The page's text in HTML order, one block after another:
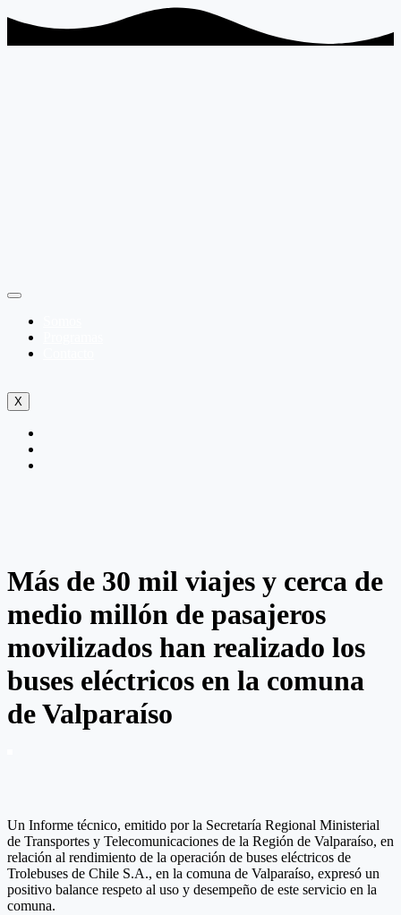
X
Más de 30 mil viajes y cerca de
medio millón de pasajeros
movilizados han realizado los
buses eléctricos en la comuna
de Valparaíso
Un Informe técnico, emitido por la Secretaría Regional Ministerial
de Transportes y Telecomunicaciones de la Región de Valparaíso, en
relación al rendimiento de la operación de buses eléctricos de
Trolebuses de Chile S.A., en la comuna de Valparaíso, expresó un
positivo balance respeto al uso y desempeño de este servicio en la
comuna.